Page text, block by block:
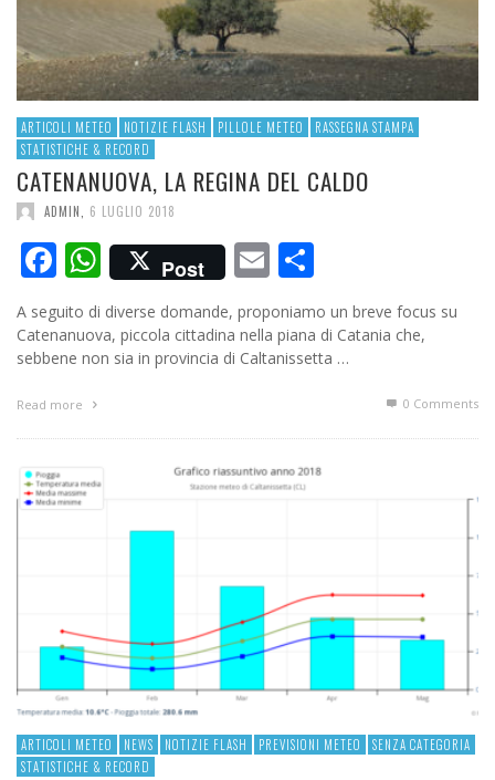
ARTICOLI METEO NOTIZIE FLASH PILLOLE METEO
RASSEGNA STAMPA
STATISTICHE & RECORD
CATENANUOVA, LA REGINA DEL CALDO
ADMIN 6 LUGLIO 2018
Facebook
WhatsApp
Post Email
A seguito di diverse domande, proponiamo un breve focus su
Catenanuova, piccola cittadina nella piana di Catania che,
sebbene non sia in provincia di Caltanissetta …
Read more 0 Comments
ARTICOLI METEO NEWS NOTIZIE FLASH PREVISIONI METEO
SENZA CATEGORIA
STATISTICHE & RECORD